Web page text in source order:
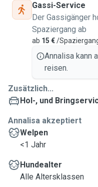
Gassi-Service
Der Gassigänger
Spaziergang ab
ab 15 €/
Annalisa kann
reisen.
Zusätzlich...
Hol-, und
Annalisa akzeptiert
Welpen
<1 Jahr
Hundealter
Alle Altersklassen